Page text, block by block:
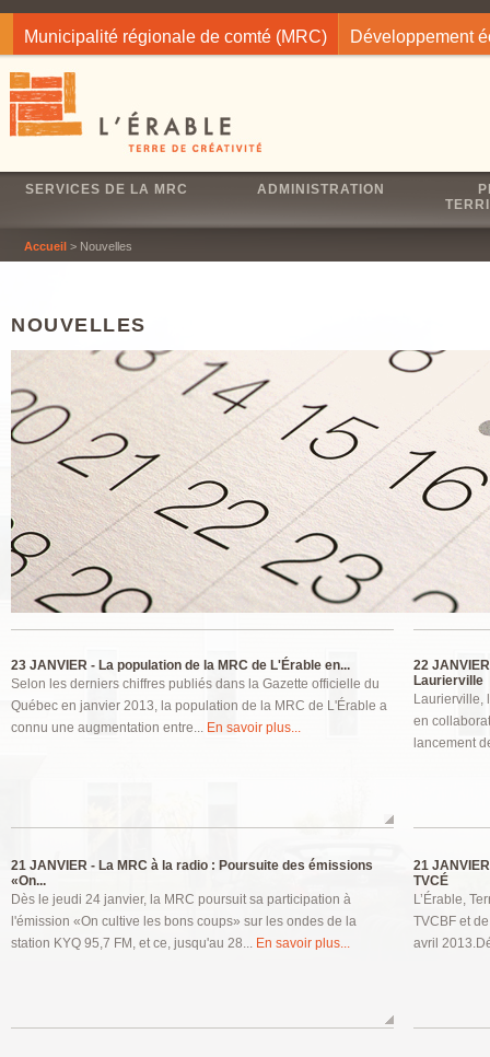
Municipalité régionale de comté (MRC) Développement
SERVICES DE LA MRC ADMINISTRATION
Accueil > Nouvelles
NOUVELLES
23 JANVIER - La population de la MRC de L'Érable en...
Selon les derniers chiffres publiés dans la Gazette officielle du
Québec en janvier 2013, la population de la MRC de L'Érable a
connu une augmentation entre... En savoir plus...
22
Laurierville
Laurierville,
en
lancement
21 JANVIER - La MRC à la radio : Poursuite des émissions
«On...
Dès le jeudi 24 janvier, la MRC poursuit sa participation à
l'émission «On cultive les bons coups» sur les ondes de la
station KYQ 95,7 FM, et ce, jusqu'au 28... En savoir plus...
21
TVCÉ
L’Érable,
TVCBF et
avril
Pages